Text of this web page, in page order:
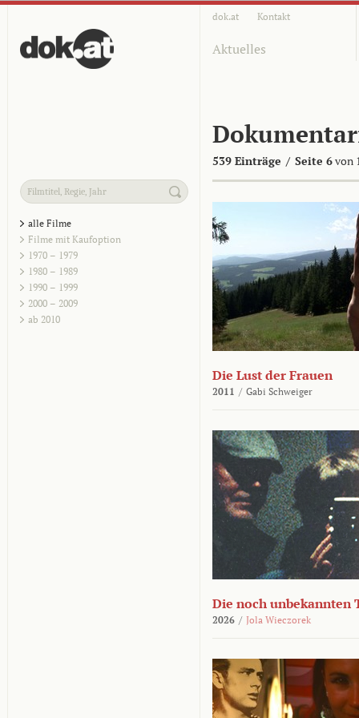
dok.at Kontakt
Aktuelles
539 Einträge / Seite 6von
alle Filme
Filme mit Kaufoption
1970 – 1979
1980 – 1989
1990 – 1999
2000 – 2009
ab 2010
Die Lust der Frauen
2011 / Gabi Schweiger
Die noch unbekannten
2026 / Jola Wieczorek